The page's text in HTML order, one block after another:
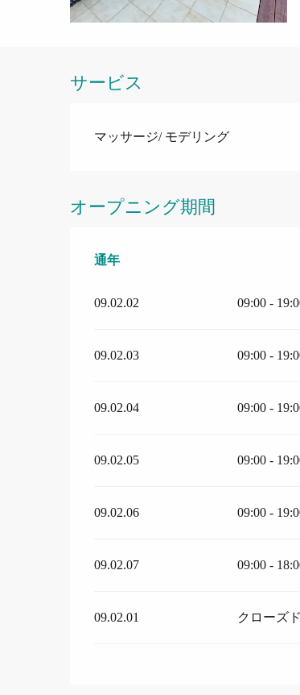
サービス
マッサージ/ モデリング
オープニング期間
通年
通年
09.02.02 09:00 -
09.02.03 09:00 -
09.02.04 09:00 -
09.02.05 09:00 -
09.02.06 09:00 -
09.02.07 09:00 -
09.02.01 クローズド